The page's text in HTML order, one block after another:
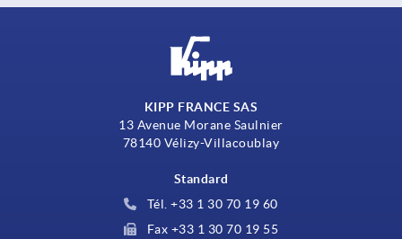
KIPP FRANCE SAS
13 Avenue Morane Saulnier
78140 Vélizy-Villacoublay
Standard
Tél. +33 1 30 70 19 60
Fax +33 1 30 70 19 55